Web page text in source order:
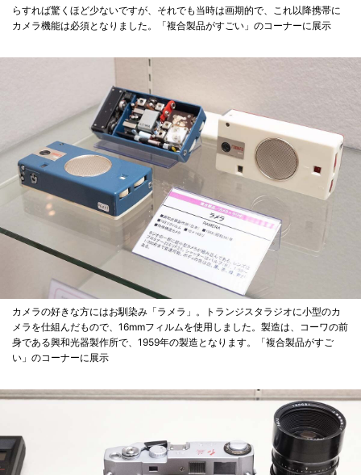
らすれば驚くほど少ないですが、それでも当時は画期的で、これ以降携帯に
カメラ機能は必須となりました。「複合製品がすごい」のコーナーに展示
カメラの好きな方にはお馴染み「ラメラ」。トランジスタラジオに小型のカ
メラを仕組んだもので、16mmフィルムを使用しました。製造は、コーワの前
身である興和光器製作所で、1959年の製造となります。「複合製品がすご
い」のコーナーに展示